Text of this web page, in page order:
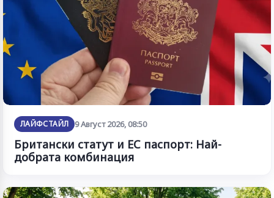
ЛАЙФСТАЙЛ 9 Август 2026, 08:50
Британски статут и ЕС паспорт: Най-
добрата комбинация